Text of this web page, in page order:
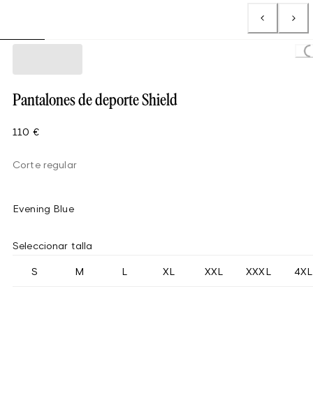
Loading...
Pantalones de deporte Shield
110 €
Corte regular
Evening Blue
Seleccionar talla
S M L XL XXL XXXL 4XL